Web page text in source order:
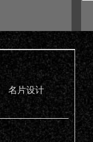
名片设计